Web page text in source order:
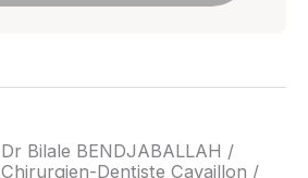
Dr Bilale BENDJABALLAH /
Chirurgien-Dentiste Cavaillon /